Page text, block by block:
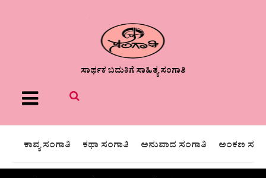
ಸಾರ್ಥಕ ಬದುಕಿಗೆ ಸಾಹಿತ್ಯ ಸಂಗಾತಿ
Menu
ಕಾವ್ಯ ಸಂಗಾತಿ ಕಥಾ ಸಂಗಾತಿ ಅನುವಾದ ಸಂಗಾತಿ ಅಂಕಣ